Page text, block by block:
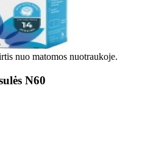
nuo matomos nuotraukoje.
N60